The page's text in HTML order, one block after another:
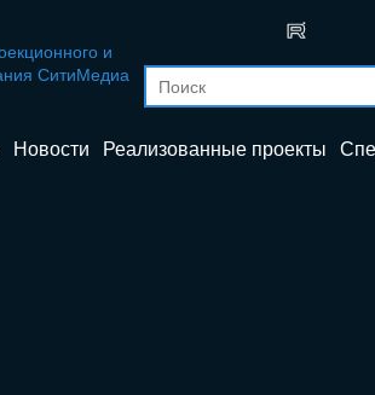
Новости Реализованные проекты